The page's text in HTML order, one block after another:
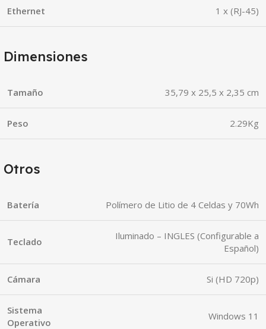
Ethernet 1 x (RJ-45)
Dimensiones
Tamaño 35,79 x 25,5 x 2,35 cm
Peso 2.29Kg
Otros
Batería Polímero de Litio de 4 Celdas y 70Wh
Teclado
Iluminado – INGLES (Configurable a
Español)
Cámara Si (HD 720p)
Sistema
Operativo
Windows 11